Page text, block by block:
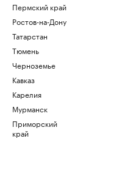
Пермский край
Ростов-на-Дону
Татарстан
Тюмень
Черноземье
Кавказ
Карелия
Мурманск
Приморский
край